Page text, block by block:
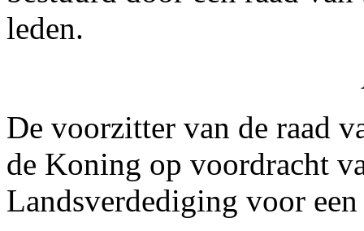
leden.
De voorzitter van de raad
de Koning op voordracht
Landsverdediging voor